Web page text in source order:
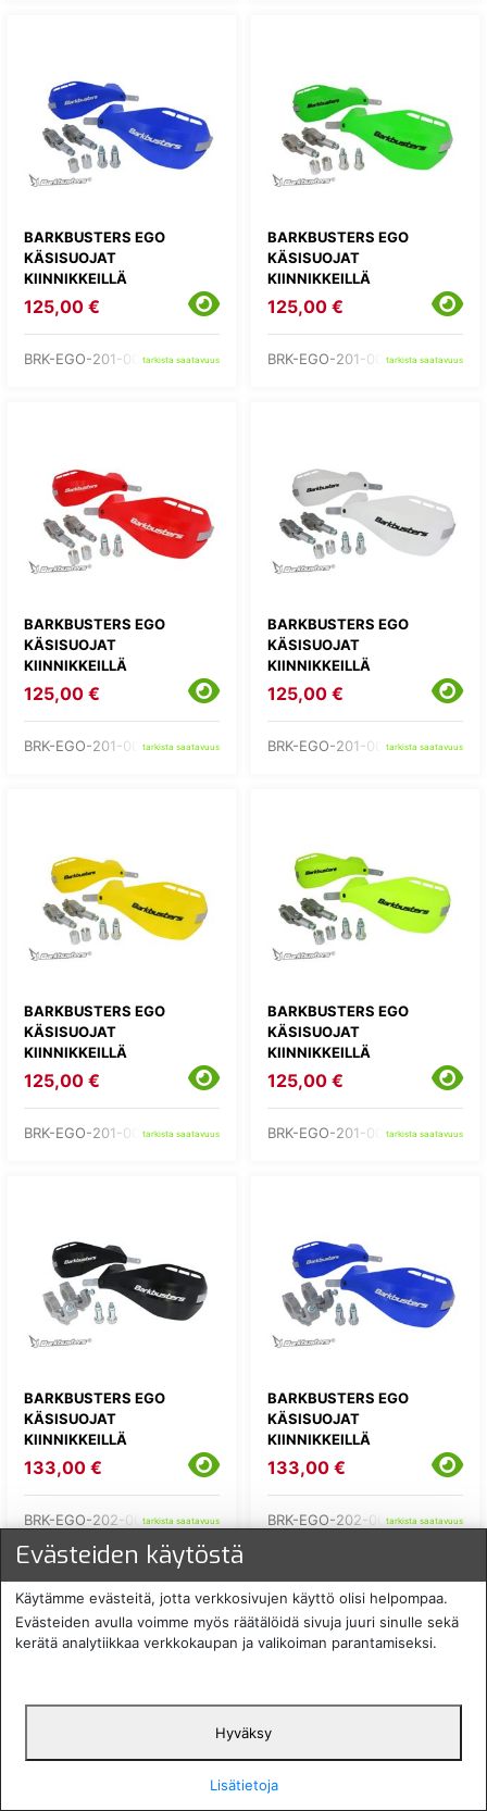
BARKBUSTERS EGO
KÄSISUOJAT
KIINNIKKEILLÄ
125,00 €
BRK-EGO-201-00-BUtarkista saatavuus
BARKBUSTERS EGO
KÄSISUOJAT
KIINNIKKEILLÄ
125,00 €
BRK-EGO-201-00-GRtarkista saatavuus
BARKBUSTERS EGO
KÄSISUOJAT
KIINNIKKEILLÄ
125,00 €
BRK-EGO-201-00-RDtarkista saatavuus
BARKBUSTERS EGO
KÄSISUOJAT
KIINNIKKEILLÄ
125,00 €
BRK-EGO-201-00-WHtarkista saatavuus
BARKBUSTERS EGO
KÄSISUOJAT
KIINNIKKEILLÄ
125,00 €
BRK-EGO-201-00-YEtarkista saatavuus
BARKBUSTERS EGO
KÄSISUOJAT
KIINNIKKEILLÄ
125,00 €
BRK-EGO-201-00-YHtarkista saatavuus
BARKBUSTERS EGO
KÄSISUOJAT
KIINNIKKEILLÄ
133,00 €
BRK-EGO-202-00-BKtarkista saatavuus
BARKBUSTERS EGO
KÄSISUOJAT
KIINNIKKEILLÄ
133,00 €
BRK-EGO-202-00-BUtarkista saatavuus
BARKBUSTERS EGO
Evästeiden käytöstä
Käytämme evästeitä, jotta verkkosivujen käyttö olisi helpompaa.
Evästeiden avulla voimme myös räätälöidä sivuja juuri sinulle sekä
kerätä analytiikkaa verkkokaupan ja valikoiman parantamiseksi.
Hyväksy
Lisätietoja